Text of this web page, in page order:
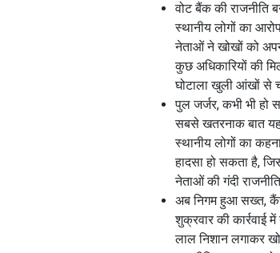
वोट बैंक की राजनीति
स्थानीय लोगों का
नेताओं ने खोखों को
कुछ अधिकारियों की
घोटाला खुली आंखों से
पुल जर्जर, कभी भी हो
सबसे खतरनाक बात
स्थानीय लोगों का
हादसा हो सकता है,
नेताओं की गंदी
अब निगम हुआ सख्त,
शुक्रवार की कार्रवाई
लाल निशान लगाकर